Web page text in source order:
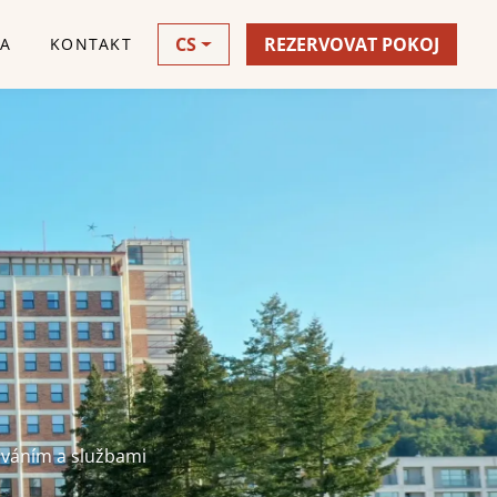
KONTAKT CS REZERVOVAT POKOJ
a službami